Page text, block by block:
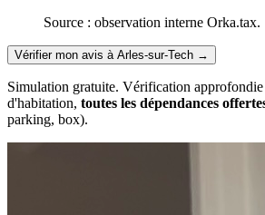
Source : observation interne Orka.tax.
Vérifier mon avis à Arles-sur-Tech →
Simulation gratuite. Vérification approfondie
d'habitation, toutes les dépendances
parking, box).